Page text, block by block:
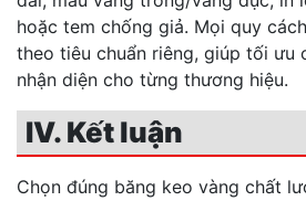
hoặc tem chống giả. Mọi quy
theo tiêu chuẩn riêng, giúp tối ưu
nhận diện cho từng thương hiệu.
IV. Kết luận
Chọn đúng băng keo vàng chất